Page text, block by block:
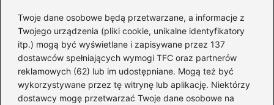
Twoje dane osobowe będą przetwarzane, a informacje z
Twojego urządzenia (pliki cookie, unikalne identyfikatory
itp.) mogą być wyświetlane i zapisywane przez 137
dostawców spełniających wymogi TFC oraz partnerów
reklamowych (62) lub im udostępniane. Mogą też być
wykorzystywane przez tę witrynę lub aplikację. Niektórzy
dostawcy mogę przetwarzać Twoje dane osobowe na
Kategorie
CS:GO(26)
FIFA(90)
Forza Horizon(22)
Gry(186)